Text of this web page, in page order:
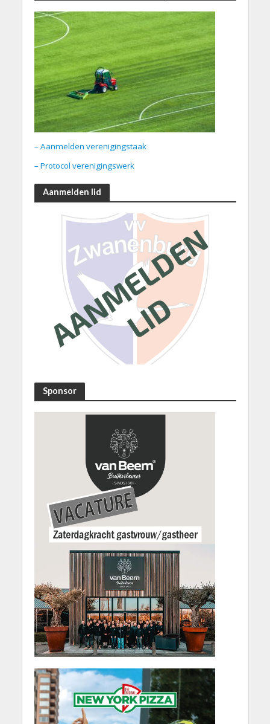
– Aanmelden verenigingstaak
– Protocol verenigingswerk
Aanmelden lid
Sponsor